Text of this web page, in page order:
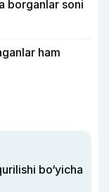
borganlar soni
ham
bo‘yicha